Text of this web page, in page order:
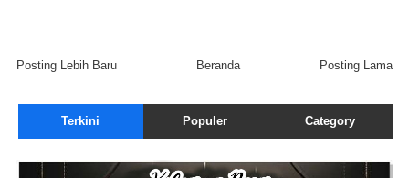
Posting Lebih Baru Posting Lama
Beranda
Terkini Populer Category